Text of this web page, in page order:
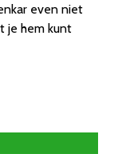
even niet
je hem kunt